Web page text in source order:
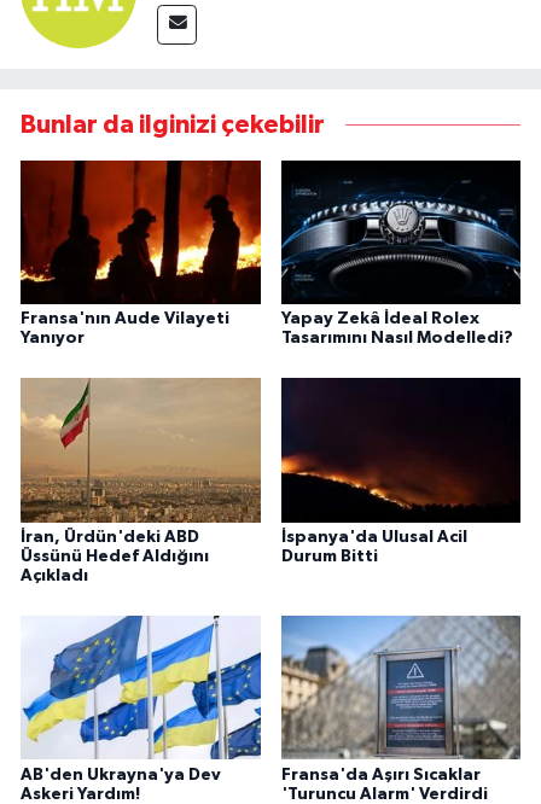
Bunlar da ilginizi çekebilir
Fransa'nın Aude Vilayeti
Yanıyor
Yapay Zekâ İdeal Rolex
Tasarımını Nasıl Modelledi?
İran, Ürdün'deki ABD
Üssünü Hedef Aldığını
Açıkladı
İspanya'da Ulusal Acil
Durum Bitti
AB'den Ukrayna'ya Dev
Askeri Yardım!
Fransa'da Aşırı Sıcaklar
'Turuncu Alarm' Verdirdi